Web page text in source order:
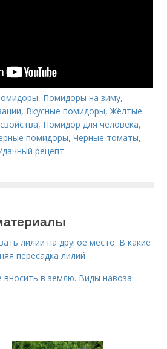
, Помидоры на зиму,
, Вкусные помидоры,Жёлтые
, Помидор для человека,
помидоры,Черные томаты,
рецепт
лилии на другое место. В какие
пересадка лилий
вносить в землю. Виды навоза